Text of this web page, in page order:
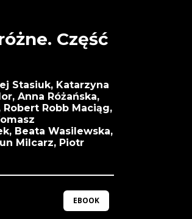
Część
Stasiuk, Katarzyna
Anna Różańska,
Robb Maciąg,
Beata Wasilewska,
Milcarz, Piotr
EBOOK